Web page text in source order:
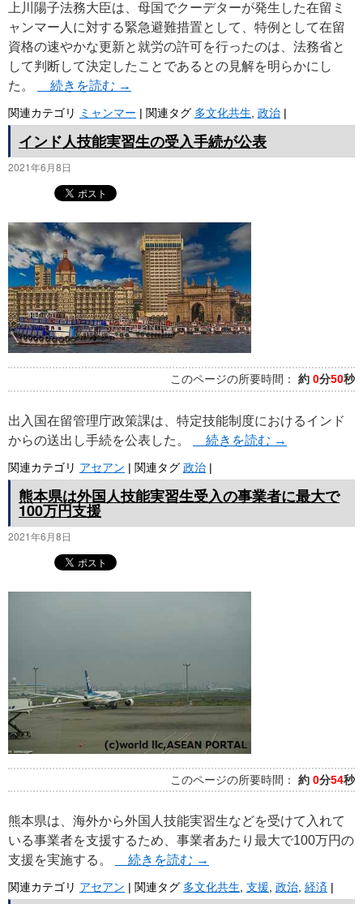
上川陽子法務大臣は、母国でクーデターが発生した在留ミ
ャンマー人に対する緊急避難措置として、特例として在留
資格の速やかな更新と就労の許可を行ったのは、法務省と
して判断して決定したことであるとの見解を明らかにし
た。
続きを読む →
関連カテゴリ ミャンマー | 関連タグ 多文化共生 政治 |
インド人技能実習生の受入手続が公表
2021年6月8日
このページの所要時間： 約 0分50秒
出入国在留管理庁政策課は、特定技能制度におけるインド
からの送出し手続を公表した。
続きを読む →
関連カテゴリ アセアン | 関連タグ 政治 |
熊本県は外国人技能実習生受入の事業者に最大で
100万円支援
2021年6月8日
このページの所要時間： 約 0分54秒
熊本県は、海外から外国人技能実習生などを受けて入れて
いる事業者を支援するため、事業者あたり最大で100万円の
支援を実施する。
続きを読む →
関連カテゴリ アセアン | 関連タグ 多文化共生, 支援, 政治, 経済 |